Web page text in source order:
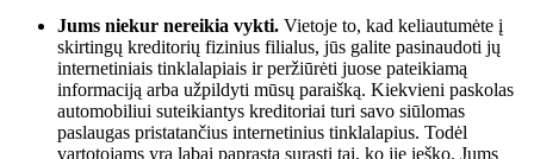
Jums niekur nereikia vykti. Vietoje to, kad keliautumėte į
skirtingų kreditorių fizinius filialus, jūs galite pasinaudoti jų
internetiniais tinklalapiais ir peržiūrėti juose pateikiamą
informaciją arba užpildyti mūsų paraišką. Kiekvieni paskolas
automobiliui suteikiantys kreditoriai turi savo siūlomas
paslaugas pristatančius internetinius tinklalapius. Todėl
vartotojams yra labai paprasta surasti tai, ko jie ieško. Jums